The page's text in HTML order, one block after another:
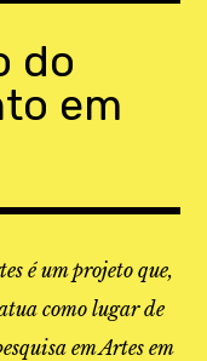
do
em
é um projeto que,
como lugar de
em Artes em